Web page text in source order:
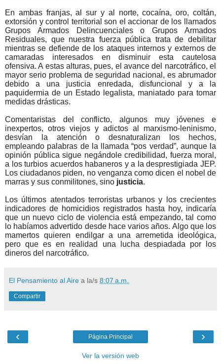
En ambas franjas, al sur y al norte, cocaína, oro, coltán,
extorsión y control territorial son el accionar de los llamados
Grupos Armados Delincuenciales o Grupos Armados
Residuales, que nuestra fuerza pública trata de debilitar
mientras se defiende de los ataques internos y externos de
camaradas interesados en disminuir esta cautelosa
ofensiva. A estas alturas, pues, el avance del narcotráfico, el
mayor serio problema de seguridad nacional, es abrumador
debido a una justicia enredada, disfuncional y a la
paquidermia de un Estado legalista, maniatado para tomar
medidas drásticas.
Comentaristas del conflicto, algunos muy jóvenes e
inexpertos, otros viejos y adictos al marxismo-leninismo,
desvían la atención o desnaturalizan los hechos,
empleando palabras de la llamada “pos verdad”, aunque la
opinión pública sigue negándole credibilidad, fuerza moral,
a los turbios acuerdos habaneros y a la desprestigiada JEP.
Los ciudadanos piden, no venganza como dicen el nobel de
marras y sus conmilitones, sino justicia.
Los últimos atentados terroristas urbanos y los crecientes
indicadores de homicidios registrados hasta hoy, indicaría
que un nuevo ciclo de violencia está empezando, tal como
lo habíamos advertido desde hace varios años. Algo que los
mamertos quieren endilgar a una arremetida ideológica,
pero que es en realidad una lucha despiadada por los
dineros del narcotráfico.
El Pensamiento al Aire a la/s 8:07 a.m.
Compartir
‹ ›
Página Principal
Ver la versión web